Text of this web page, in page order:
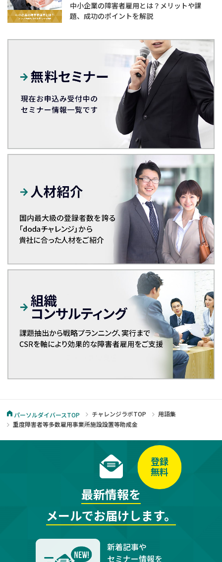
中小企業の障害者雇用とは？メリットや課
題、成功のポイントを解説
パーソルダイバースTOP チャレンジラボTOP
用語集
重度障害者等多数雇用事業所施設設置等助成金
最新情報を
メールでお届けします。
登録
無料
新着記事や
セミナー情報を